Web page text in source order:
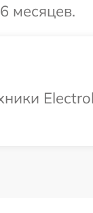
месяцев.